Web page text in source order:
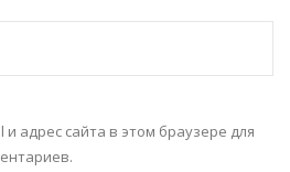
адрес сайта в этом браузере для